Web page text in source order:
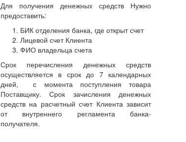
Для получения денежных средств Нужно
предоставить:
БИК отделения банка, где открыт счет
Лицевой счет Клиента
ФИО владельца счета
Срок перечисления денежных средств
осуществляется в срок до 7 календарных
дней, с момента поступления товара
Поставщику. Срок зачисления денежных
средств на расчетный счет Клиента зависит
от внутреннего регламента банка-
получателя.